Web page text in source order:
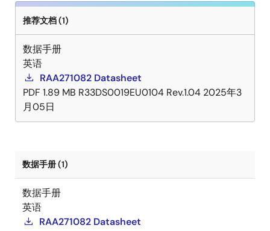
推荐文档 (1)
数据手册
英语
RAA271082 Datasheet
PDF 1.89 MB R33DS0019EU0104 Rev.1.04 2025年3
月05日
数据手册 (1)
数据手册
英语
RAA271082 Datasheet